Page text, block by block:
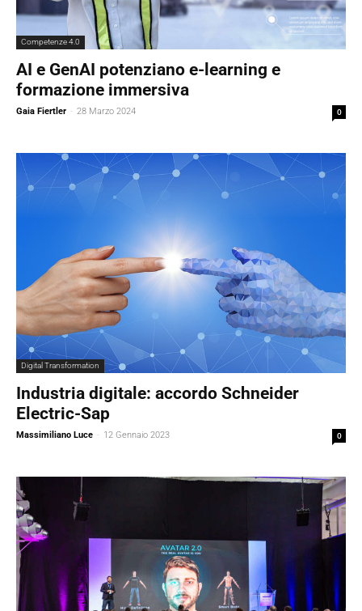
Competenze 4.0
AI e GenAI potenziano e-learning e
formazione immersiva
Gaia Fiertler - 28 Marzo 2024 0
Digital Transformation
Industria digitale: accordo Schneider
Electric-Sap
Massimiliano Luce - 12 Gennaio 2023 0